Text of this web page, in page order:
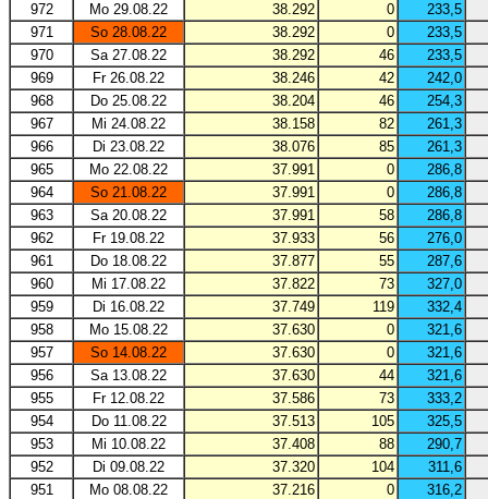
972
Mo 29.08.22 38.292 0
233,5
971
So 28.08.22 38.292 0
233,5
970
Sa 27.08.22 38.292 46
233,5
969
Fr 26.08.22 38.246 42
242,0
968
Do 25.08.22 38.204 46
254,3
967
Mi 24.08.22 38.158 82
261,3
966
Di 23.08.22 38.076 85
261,3
965
Mo 22.08.22 37.991 0
286,8
964
So 21.08.22 37.991 0
286,8
963
Sa 20.08.22 37.991 58
286,8
962
Fr 19.08.22 37.933 56
276,0
961
Do 18.08.22 37.877 55
287,6
960
Mi 17.08.22 37.822 73
327,0
959
Di 16.08.22 37.749 119
332,4
958
Mo 15.08.22 37.630 0
321,6
957
So 14.08.22 37.630 0
321,6
956
Sa 13.08.22 37.630 44
321,6
955
Fr 12.08.22 37.586 73
333,2
954
Do 11.08.22 37.513 105
325,5
953
Mi 10.08.22 37.408 88
290,7
952
Di 09.08.22 37.320 104
311,6
951
Mo 08.08.22 37.216 0
316,2